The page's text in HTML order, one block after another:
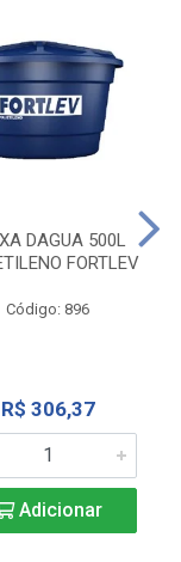
DAGUA 500L
FORTLEV
Código: 896
R$ 306,37
Adicionar